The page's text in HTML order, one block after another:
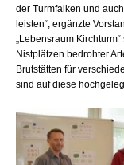
der Turmfalken und
leisten“, ergänzte
„Lebensraum
Nistplätzen bedrohter
Brutstätten für
sind auf diese